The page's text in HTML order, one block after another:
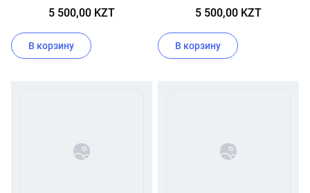
5 500,00 KZT
В корзину
5 500,00 KZT
В корзину